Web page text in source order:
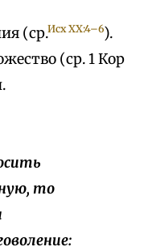
(ср.Исх XX:4–6).
(ср. 1 Кор
то